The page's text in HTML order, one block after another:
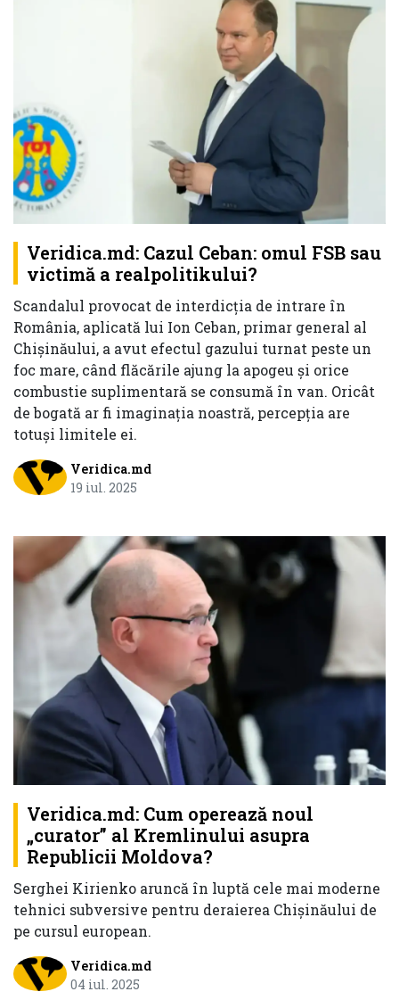
Veridica.md: Cazul Ceban: omul FSB sau
victimă a realpolitikului?
Scandalul provocat de interdicția de intrare în
România, aplicată lui Ion Ceban, primar general al
Chișinăului, a avut efectul gazului turnat peste un
foc mare, când flăcările ajung la apogeu și orice
combustie suplimentară se consumă în van. Oricât
de bogată ar fi imaginația noastră, percepția are
totuși limitele ei.
Veridica.md
19 iul. 2025
Veridica.md: Cum operează noul
„curator” al Kremlinului asupra
Republicii Moldova?
Serghei Kirienko aruncă în luptă cele mai moderne
tehnici subversive pentru deraierea Chișinăului de
pe cursul european.
Veridica.md
04 iul. 2025